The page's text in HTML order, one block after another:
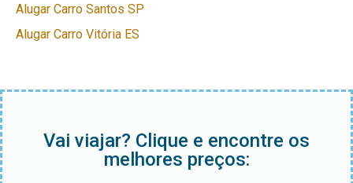
Alugar Carro Santos SP
Alugar Carro Vitória ES
Vai viajar? Clique e encontre os
melhores preços: